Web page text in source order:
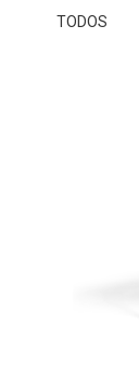
TODOS